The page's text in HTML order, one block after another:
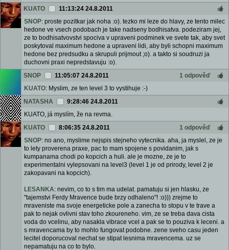
KUATO
11:13:24 24.8.2011
SNOP: proste pozitkar jak noha :o). tezko mi leze do hlavy, ze tento milec
hedone ve vsech podobach je take nadseny bodhisatva. podeziram jej,
ze to bodhisatvovstvi spociva v upraveni podminek ve svete tak, aby svet
poskytoval maximum hedone a upraveni lidi, aby byli schopni maximum
hedone bez predsudku a skrupuli prijmout ;o). a takto si soudruzi ja
duchovni praxi nepredstavuju :o).
SNOP
11:05:07 24.8.2011
1 odpověď
KUATO: Myslim, ze ten level 3 to vystihuje :-)
NATASHA
9:28:46 24.8.2011
KUATO, já myslím, že na revma.
KUATO
8:06:35 24.8.2011
1 odpověď
SNOP: no ano, myslime nejspis stejneho vytecnika. aha, ja myslel, ze je
to lety proverena praxe, pac to mam spojene s povidanim, jak s
kumpanama chodi po kopcich a huli. ale je mozne, ze je to
experimentalni vylepsovani na level3 (level 1 je od prirody, level 2 je
zakopavani na kopcich).
LESANKA: nevim, co to s tim ma udelat. pamatuju si jen hlasku, ze
"tajemstvi Ferdy Mravence bude brzy odhaleno"! :o))) zrejme to
mraveniste ma svoje energeticke pole a zanecha to stopu v te trave a
pak to nejak ovlivni stav toho zkoureneho. vim, ze se treba dava cista
voda do vcelinu, aby nasakla vibrace vcel a pak se to pouziva k leceni. a
s mravencama by to mohlo fungovat podobne. zene sveho casu jeden
lecitel doporucoval nechat se stipat lesnima mravencema. uz se
nepamatuju na co to bylo.